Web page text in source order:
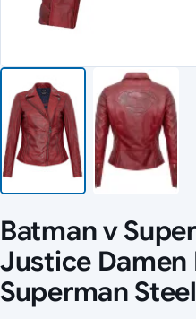
Batman v
Justice Damen
Superman Steel